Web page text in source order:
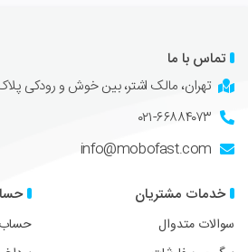
تماس با ما
تهران، مالک اشتر، بین خوش و رودکی پلاک
۰۲۱-۶۶۸۸۴۰۷۳
info@mobofast.com
خدمات مشتریان
سوالات متدوال
حساب